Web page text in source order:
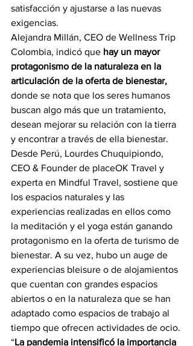
satisfacción y ajustarse a las nuevas
exigencias.
Alejandra Millán, CEO de Wellness Trip
Colombia, indicó que hay un mayor
protagonismo de la naturaleza en la
articulación de la oferta de bienestar,
donde se nota que los seres humanos
buscan algo más que un tratamiento,
desean mejorar su relación con la tierra
y encontrar a través de ella bienestar.
Desde Perú, Lourdes Chuquipiondo,
CEO & Founder de placeOK Travel y
experta en Mindful Travel, sostiene que
los espacios naturales y las
experiencias realizadas en ellos como
la meditación y el yoga están ganando
protagonismo en la oferta de turismo de
bienestar. A su vez, hubo un auge de
experiencias bleisure o de alojamientos
que cuentan con grandes espacios
abiertos o en la naturaleza que se han
adaptado como espacios de trabajo al
tiempo que ofrecen actividades de ocio.
“La pandemia intensificó la importancia